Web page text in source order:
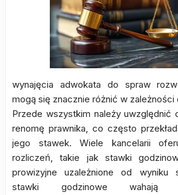
wynajęcia adwokata do spraw
mogą się znacznie różnić w zależności
Przede wszystkim należy uwzględnić
renomę prawnika, co często
jego stawek. Wiele kancelarii
rozliczeń, takie jak stawki
prowizyjne uzależnione od wyniku
stawki godzinowe wahają